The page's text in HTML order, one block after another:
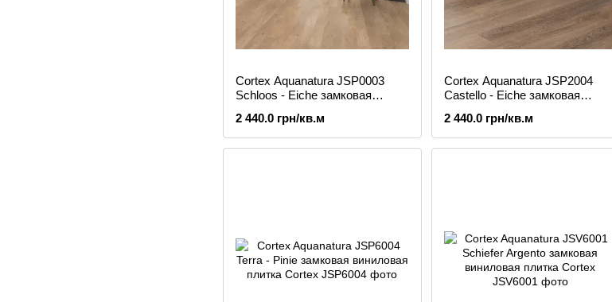
Cortex Aquanatura JSP0003
Schloos - Eiche замковая
2 440.0 грн/кв.м
Cortex Aquanatura JSP2004
Castello - Eiche замковая
2 440.0 грн/кв.м